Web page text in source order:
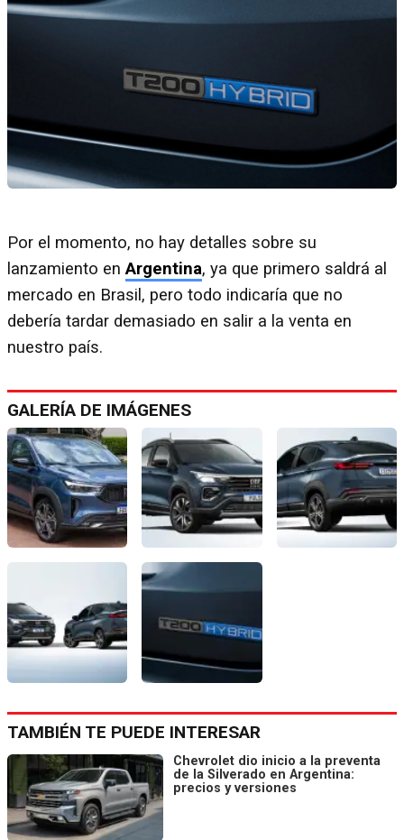
Por el momento, no hay detalles sobre su
lanzamiento enArgentina, ya que primero saldrá al
mercado en Brasil, pero todo indicaría que no
debería tardar demasiado en salir a la venta en
nuestro país.
GALERÍA DE IMÁGENES
TAMBIÉN TE PUEDE INTERESAR
Chevrolet dio inicio a la preventa
de la Silverado en Argentina:
precios y versiones